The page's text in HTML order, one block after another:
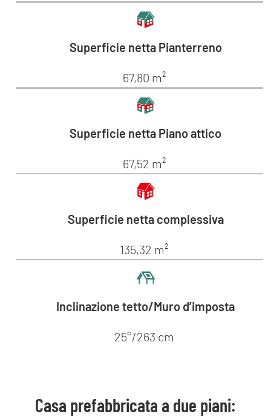
Superficie netta Pianterreno
67,80 m²
Superficie netta Piano attico
67,52 m²
Superficie netta complessiva
135,32 m²
Inclinazione tetto/Muro d’imposta
25°/263 cm
Casa prefabbricata a due piani: